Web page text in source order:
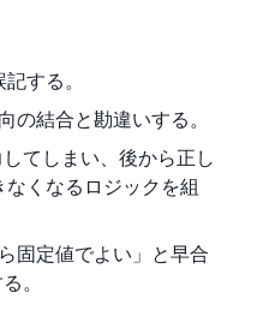
する。
結合と勘違いする。
てしまい、後から正し
くなるロジックを組
固定値でよい」と早合
。